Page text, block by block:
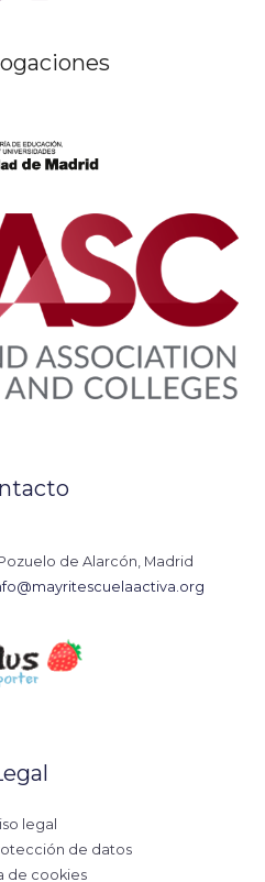
de Alarcón, Madrid
legal
de datos
de cookies